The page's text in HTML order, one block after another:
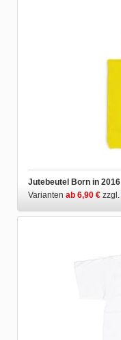
Jutebeutel Born in 2016
Varianten ab 6,90 € zzgl.